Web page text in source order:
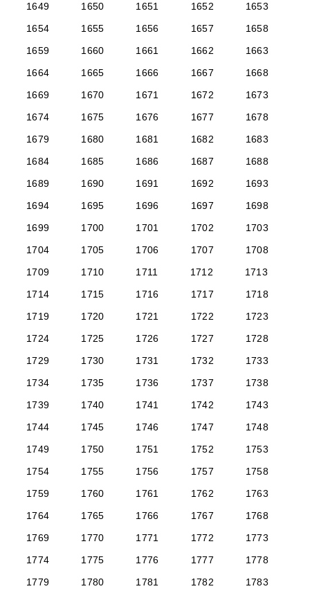
1649
1650 1651 1652
1653
1654
1655 1656 1657
1658
1659
1660 1661 1662
1663
1664
1665 1666 1667
1668
1669
1670 1671 1672
1673
1674
1675 1676 1677
1678
1679
1680 1681 1682
1683
1684
1685 1686 1687
1688
1689
1690 1691 1692
1693
1694
1695 1696 1697
1698
1699
1700 1701 1702
1703
1704
1705 1706 1707
1708
1709
1710 1711 1712
1713
1714
1715 1716 1717
1718
1719
1720 1721 1722
1723
1724
1725 1726 1727
1728
1729
1730 1731 1732
1733
1734
1735 1736 1737
1738
1739
1740 1741 1742
1743
1744
1745 1746 1747
1748
1749
1750 1751 1752
1753
1754
1755 1756 1757
1758
1759
1760 1761 1762
1763
1764
1765 1766 1767
1768
1769
1770 1771 1772
1773
1774
1775 1776 1777
1778
1779
1780 1781 1782
1783